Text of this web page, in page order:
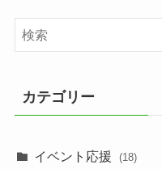
カテゴリー
イベント応援 (18)